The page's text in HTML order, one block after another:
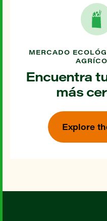
MERCADO
Encuentra
más
Explore